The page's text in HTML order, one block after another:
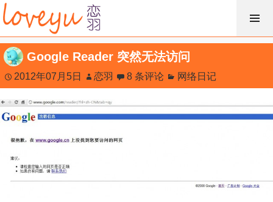
跳
过
内
容
Google Reader 突然无法访问
2012年07月5日 恋羽 8 条评论 网络日记